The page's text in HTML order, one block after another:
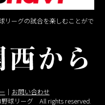
リーグの試合を楽しむことがで
｜ お問い合わせ
球リーグ All rights reserved.